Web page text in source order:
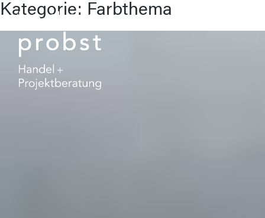
Skip
to
content
Kategorie: Farbthema